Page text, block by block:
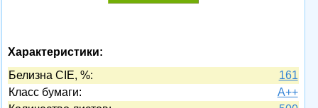
Характеристики:
Белизна CIE, %:
161
Класс бумаги:
A++